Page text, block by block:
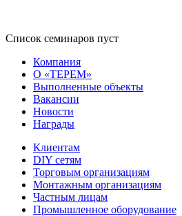
Список семинаров пуст
Компания
О «ТЕРЕМ»
Выполненные объекты
Вакансии
Новости
Награды
Клиентам
DIY сетям
Торговым организациям
Монтажным организациям
Частным лицам
Промышленное оборудование